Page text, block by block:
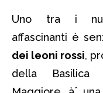
Uno tra i
affascinanti è
dei leoni rossi,
della